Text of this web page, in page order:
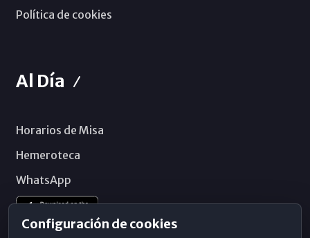
Política de cookies
Al Día
Horarios de Misa
Hemeroteca
WhatsApp
Configuración de cookies